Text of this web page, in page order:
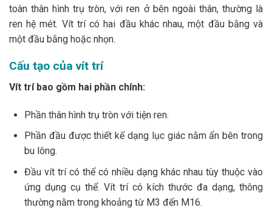
toàn thân hình trụ tròn, với ren ở bên ngoài thân, thường là
ren hệ mét. Vít trí có hai đầu khác nhau, một đầu bằng và
một đầu bằng hoặc nhọn.
Cấu tạo của vít trí
Vít trí bao gồm hai phần chính:
Phần thân hình trụ tròn với tiện ren.
Phần đầu được thiết kế dạng lục giác nằm ẩn bên trong
bu lông.
Đầu vít trí có thể có nhiều dạng khác nhau tùy thuộc vào
ứng dụng cụ thể. Vít trí có kích thước đa dạng, thông
thường nằm trong khoảng từ M3 đến M16.